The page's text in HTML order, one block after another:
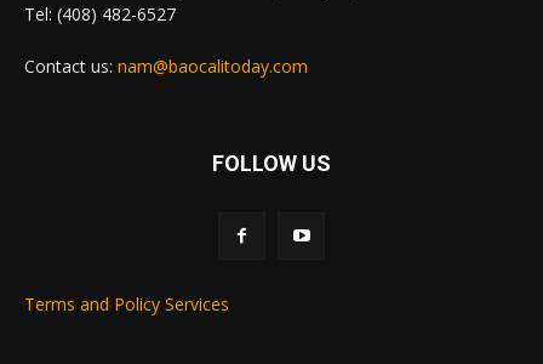
Tel: (408) 482-6527
Contact us: nam@baocalitoday.com
FOLLOW US
Terms and Policy Services